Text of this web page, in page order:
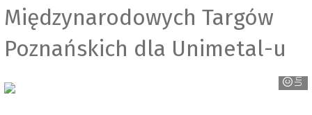
Międzynarodowych Targów
Poznańskich dla Unimetal-u
Unimetal